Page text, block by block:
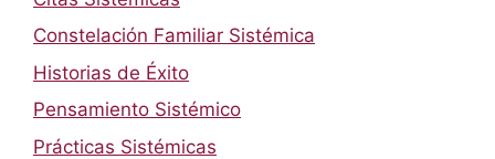
Constelación Familiar Sistémica
Historias de Éxito
Pensamiento Sistémico
Prácticas Sistémicas